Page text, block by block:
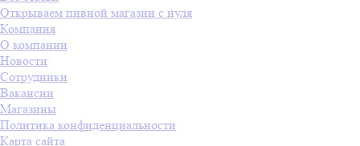
Открываем пивной магазин с нуля
Компания
О компании
Новости
Сотрудники
Вакансии
Магазины
Политика конфиденциальности
Карта сайта